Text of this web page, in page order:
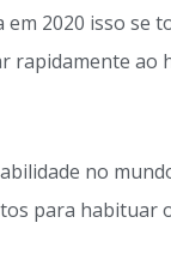
em 2020 isso
rapidamente ao
no
para habituar